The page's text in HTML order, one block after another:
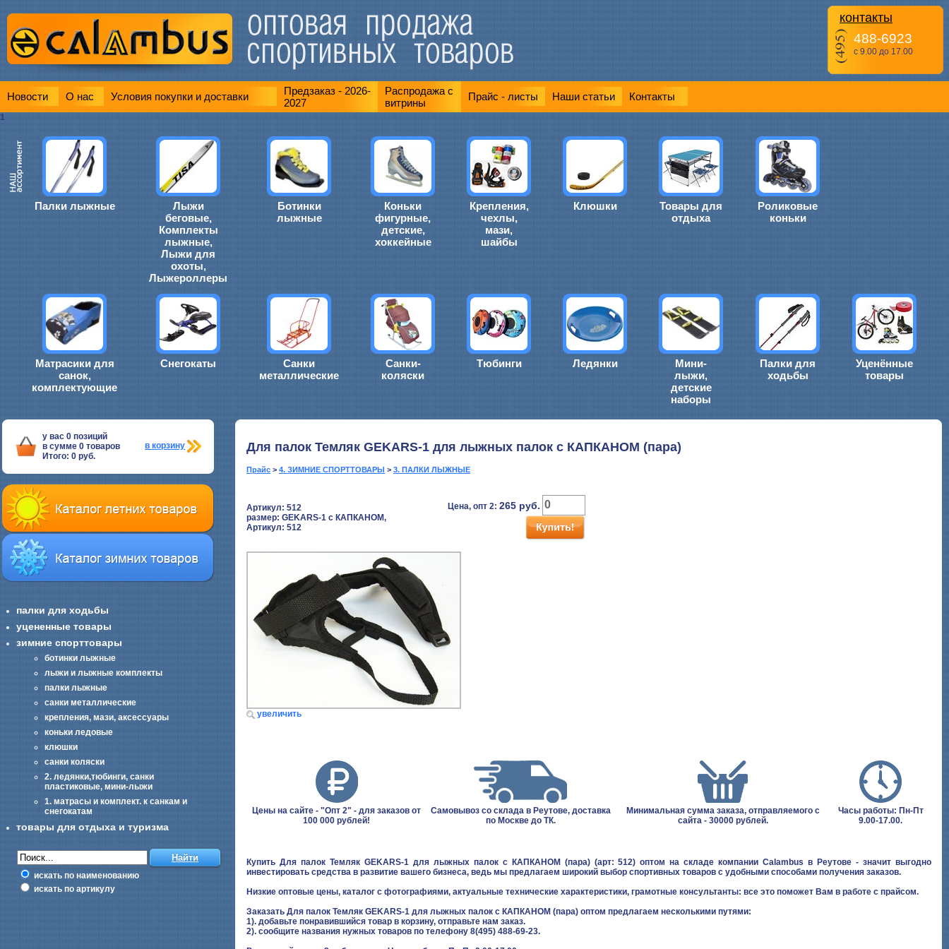
контакты
488-6923
с 9.00 до 17.00
Новости О нас Условия покупки и доставки
Предзаказ - 2026-
2027
Распродажа с
витрины
Прайс - листы Наши статьи Контакты
1
Палки лыжные
Лыжи
беговые,
Комплекты
лыжные,
Лыжи для
охоты,
Лыжероллеры
Ботинки
лыжные
Коньки
фигурные,
детские,
хоккейные
Крепления,
чехлы,
мази,
шайбы
Клюшки
Товары для
отдыха
Роликовые
коньки
Матрасики для
санок,
комплектующие
Снегокаты
Санки
металлические
Санки-
коляски
Тюбинги Ледянки
Мини-
лыжи,
детские
наборы
Палки для
ходьбы
Уценённые
товары
у вас 0 позиций
в сумме 0 товаров
Итого: 0 руб.
в корзину
палки для ходьбы
уцененные товары
зимние спорттовары
ботинки лыжные
лыжи и лыжные комплекты
палки лыжные
санки металлические
крепления, мази, аксессуары
коньки ледовые
клюшки
санки коляски
2. ледянки,тюбинги, санки
пластиковые, мини-лыжи
1. матрасы и комплект. к санкам и
снегокатам
товары для отдыха и туризма
искать по наименованию
искать по артикулу
Для палок Темляк GEKARS-1 для лыжных палок с КАПКАНОМ (пара)
Прайс > 4. ЗИМНИЕ СПОРТТОВАРЫ > 3. ПАЛКИ ЛЫЖНЫЕ
Артикул: 512
размер: GEKARS-1 с КАПКАНОМ,
Артикул: 512
Цена, опт 2: 265 руб.
увеличить
Цены на сайте - "Опт 2" - для заказов от
100 000 рублей!
Самовывоз со склада в Реутове, доставка
по Москве до ТК.
Минимальная сумма заказа, отправляемого с
сайта - 30000 рублей.
Часы работы: Пн-Пт
9.00-17.00.
Купить Для палок Темляк GEKARS-1 для лыжных палок с КАПКАНОМ (пара) (арт: 512) оптом на складе компании Calambus в Реутове - значит выгодно
инвестировать средства в развитие вашего бизнеса, ведь мы предлагаем широкий выбор спортивных товаров с удобными способами получения заказов.
Низкие оптовые цены, каталог с фотографиями, актуальные технические характеристики, грамотные консультанты: все это поможет Вам в работе с прайсом.
Заказать Для палок Темляк GEKARS-1 для лыжных палок с КАПКАНОМ (пара) оптом предлагаем несколькими путями:
1). добавьте понравившийся товар в корзину, отправьте нам заказ.
2). сообщите названия нужных товаров по телефону 8(495) 488-69-23.